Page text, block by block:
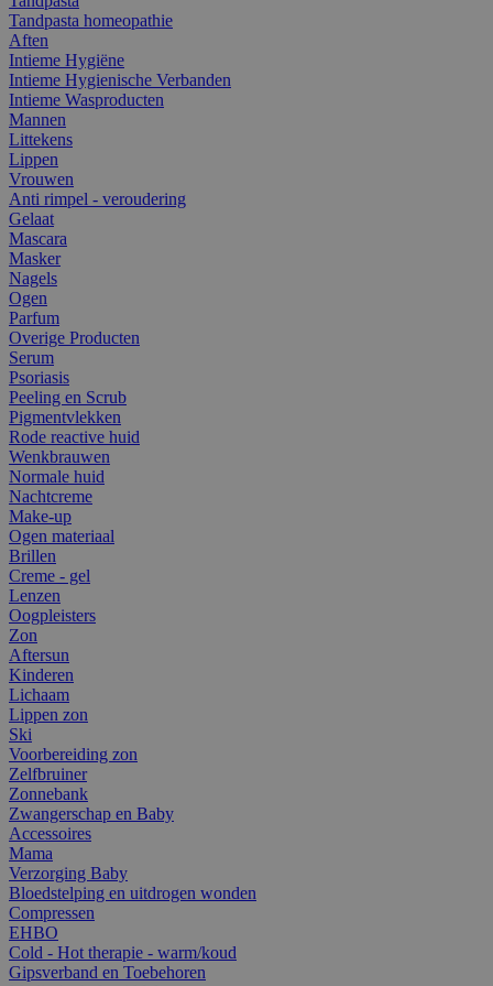
Tandpasta homeopathie
Aften
Intieme Hygiëne
Intieme Hygienische Verbanden
Intieme Wasproducten
Mannen
Littekens
Lippen
Vrouwen
Anti rimpel - veroudering
Gelaat
Mascara
Masker
Nagels
Ogen
Parfum
Overige Producten
Serum
Psoriasis
Peeling en Scrub
Pigmentvlekken
Rode reactive huid
Wenkbrauwen
Normale huid
Nachtcreme
Make-up
Ogen materiaal
Brillen
Creme - gel
Lenzen
Oogpleisters
Zon
Aftersun
Kinderen
Lichaam
Lippen zon
Ski
Voorbereiding zon
Zelfbruiner
Zonnebank
Zwangerschap en Baby
Accessoires
Mama
Verzorging Baby
Bloedstelping en uitdrogen wonden
Compressen
EHBO
Cold - Hot therapie - warm/koud
Gipsverband en Toebehoren